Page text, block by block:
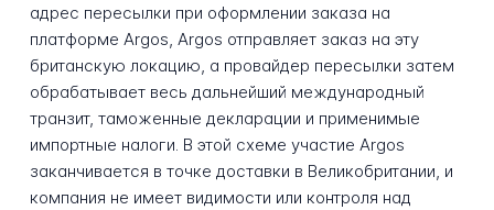
адрес пересылки при оформлении заказа на
платформе Argos, Argos отправляет заказ на эту
британскую локацию, а провайдер пересылки затем
обрабатывает весь дальнейший международный
транзит, таможенные декларации и применимые
импортные налоги. В этой схеме участие Argos
заканчивается в точке доставки в Великобритании, и
компания не имеет видимости или контроля над